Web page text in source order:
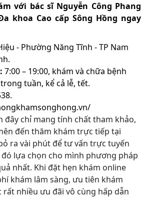
với bác sĩ Nguyễn Công Phang
khoa Cao cấp Sông Hồng ngay
- Phường Năng Tĩnh - TP Nam
7:00 – 19:00, khám và chữa bệnh
tuần, kể cả lễ, tết.
đây chỉ mang tính chất tham khảo,
đến thăm khám trực tiếp tại
ra vài phút để tư vấn trực tuyến
lựa chọn cho mình phương pháp
nhất. Khi đặt hẹn khám online
khám lâm sàng, ưu tiên khám
nhiều ưu đãi vô cùng hấp dẫn